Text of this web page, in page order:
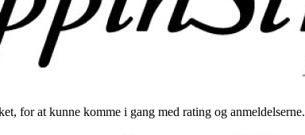
for at kunne komme i gang med rating og anmeldelserne.